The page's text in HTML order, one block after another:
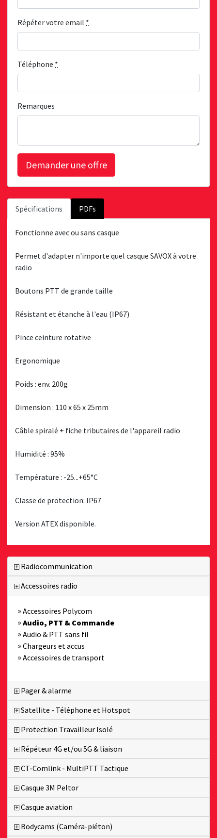
Répéter votre email *
Téléphone *
Remarques
Spécifications PDFs
Fonctionne avec ou sans casque
Permet d'adapter n'importe quel casque SAVOX à votre
radio
Boutons PTT de grande taille
Résistant et étanche à l'eau (IP67)
Pince ceinture rotative
Ergonomique
Poids : env. 200g
Dimension : 110 x 65 x 25mm
Câble spiralé + fiche tributaires de l'appareil radio
Humidité : 95%
Température : -25...+65°C
Classe de protection: IP67
Version ATEX disponible.
Radiocommunication
Accessoires radio
Accessoires Polycom
Audio, PTT & Commande
Audio & PTT sans fil
Chargeurs et accus
Accessoires de transport
Pager & alarme
Satellite - Téléphone et Hotspot
Protection Travailleur Isolé
Répéteur 4G et/ou 5G & liaison
CT-Comlink - MultiPTT Tactique
Casque 3M Peltor
Casque aviation
Bodycams (Caméra-piéton)